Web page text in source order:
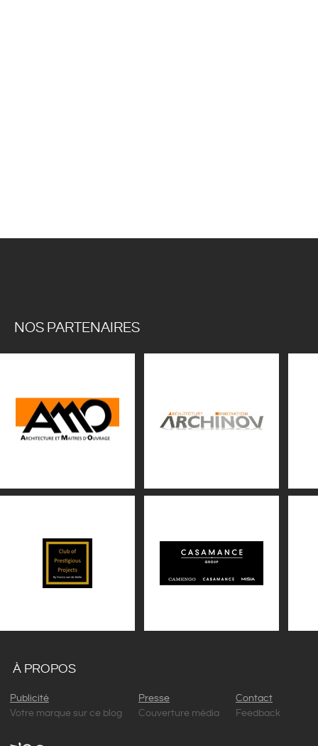
NOS PARTENAIRES
À PROPOS
Publicité
Votre marque sur ce blog
Presse
Couverture média
Contact
Feedback